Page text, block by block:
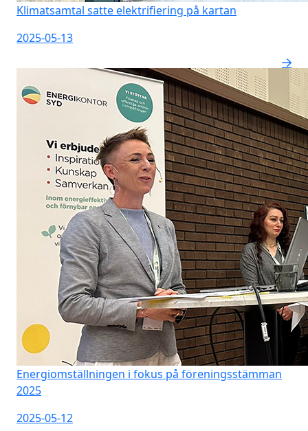
Klimatsamtal satte elektrifiering på kartan
2025-05-13
Energiomställningen i fokus på föreningsstämman
2025
2025-05-12